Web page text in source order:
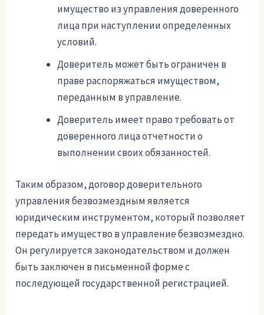
имущество из управления доверенного
лица при наступлении определенных
условий.
Доверитель может быть ограничен в
праве распоряжаться имуществом,
переданным в управление.
Доверитель имеет право требовать от
доверенного лица отчетности о
выполнении своих обязанностей.
Таким образом, договор доверительного
управления безвозмездным является
юридическим инструментом, который позволяет
передать имущество в управление безвозмездно.
Он регулируется законодательством и должен
быть заключен в письменной форме с
последующей государственной регистрацией.